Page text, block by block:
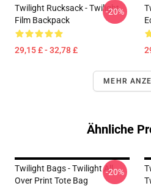
Twilight Rucksack - Twilight
Film Backpack
29,15 £ - 32,78 £
-20%
MEHR
Ähnliche
Twilight Bags - Twilight All
Over Print Tote Bag
-20%